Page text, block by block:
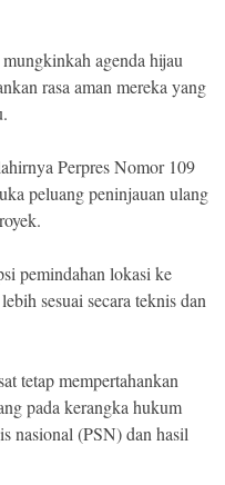
agenda hijau
rasa aman mereka yang
Perpres Nomor 109
peluang peninjauan ulang
pemindahan lokasi ke
sesuai secara teknis dan
tetap mempertahankan
pada kerangka hukum
nasional (PSN) dan hasil